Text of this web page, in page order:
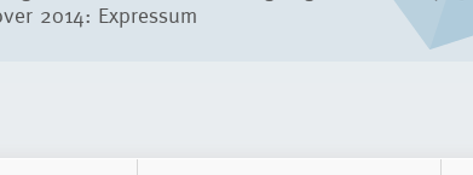
2014: Expressum